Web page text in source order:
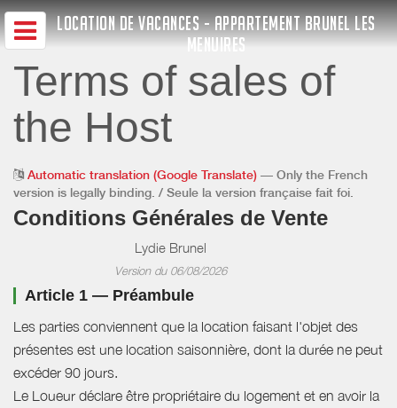
LOCATION DE VACANCES - APPARTEMENT BRUNEL LES
MENUIRES
Terms of sales of
the Host
Automatic translation (Google Translate) — Only the French
version is legally binding. / Seule la version française fait foi.
Conditions Générales de Vente
Lydie Brunel
Version du 06/08/2026
Article 1 — Préambule
Les parties conviennent que la location faisant l'objet des
présentes est une location saisonnière, dont la durée ne peut
excéder 90 jours.
Le Loueur déclare être propriétaire du logement et en avoir la